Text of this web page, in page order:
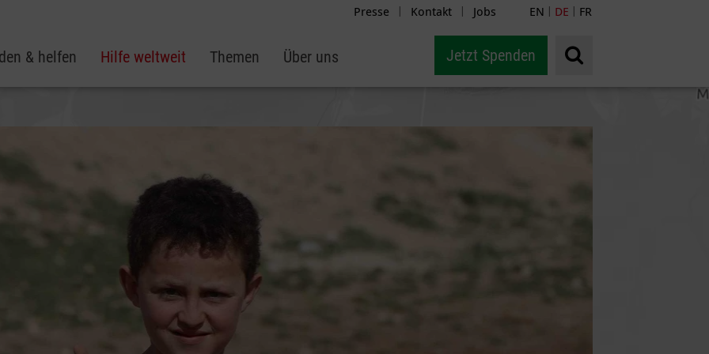
Presse | Kontakt | Jobs EN | DE | FR
& helfen Hilfe weltweit Themen Über uns Jetzt Spenden